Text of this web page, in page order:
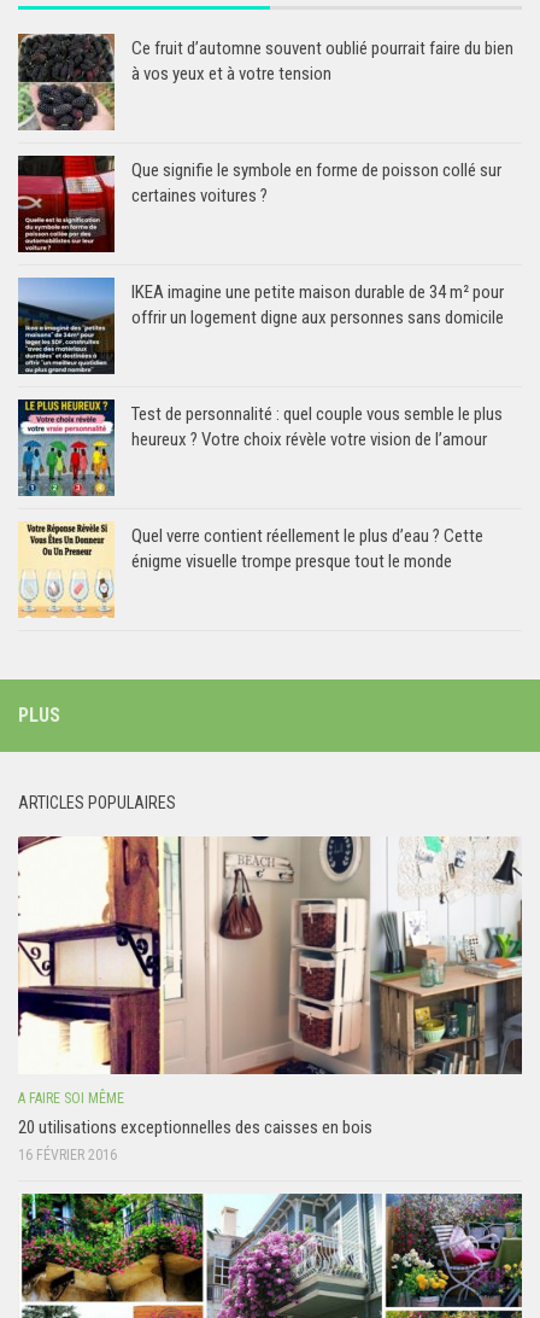
Ce fruit d’automne souvent oublié pourrait faire du bien
à vos yeux et à votre tension
Que signifie le symbole en forme de poisson collé sur
certaines voitures ?
IKEA imagine une petite maison durable de 34 m² pour
offrir un logement digne aux personnes sans domicile
Test de personnalité : quel couple vous semble le plus
heureux ? Votre choix révèle votre vision de l’amour
Quel verre contient réellement le plus d’eau ? Cette
énigme visuelle trompe presque tout le monde
PLUS
ARTICLES POPULAIRES
A FAIRE SOI MÊME
20 utilisations exceptionnelles des caisses en bois
16 FÉVRIER 2016